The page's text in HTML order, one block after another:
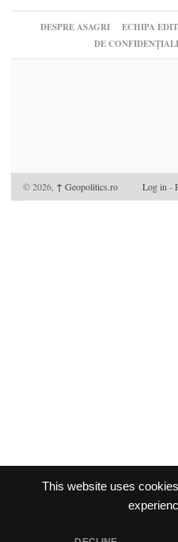
This website uses
DESPRE ASAGRI ECHIPA
DE
© 2026, ↑ Geopolitics.ro Log in -